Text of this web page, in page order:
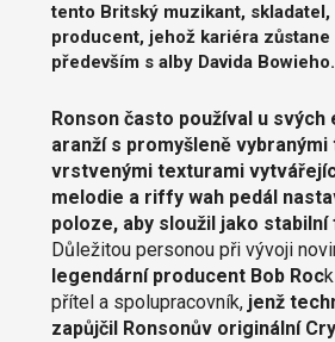
tento Britský muzikant, skladatel,
producent, jehož kariéra zůstane
především s alby Davida Bowieho.
Ronson často používal u svých
aranží s promyšleně vybranými
vrstvenými texturami
melodie a riffy wah pedál
poloze, aby sloužil jako
Důležitou personou při vývoji
legendární producent Bob Roc
přítel a spolupracovník, jenž
zapůjčil Ronsonův originální